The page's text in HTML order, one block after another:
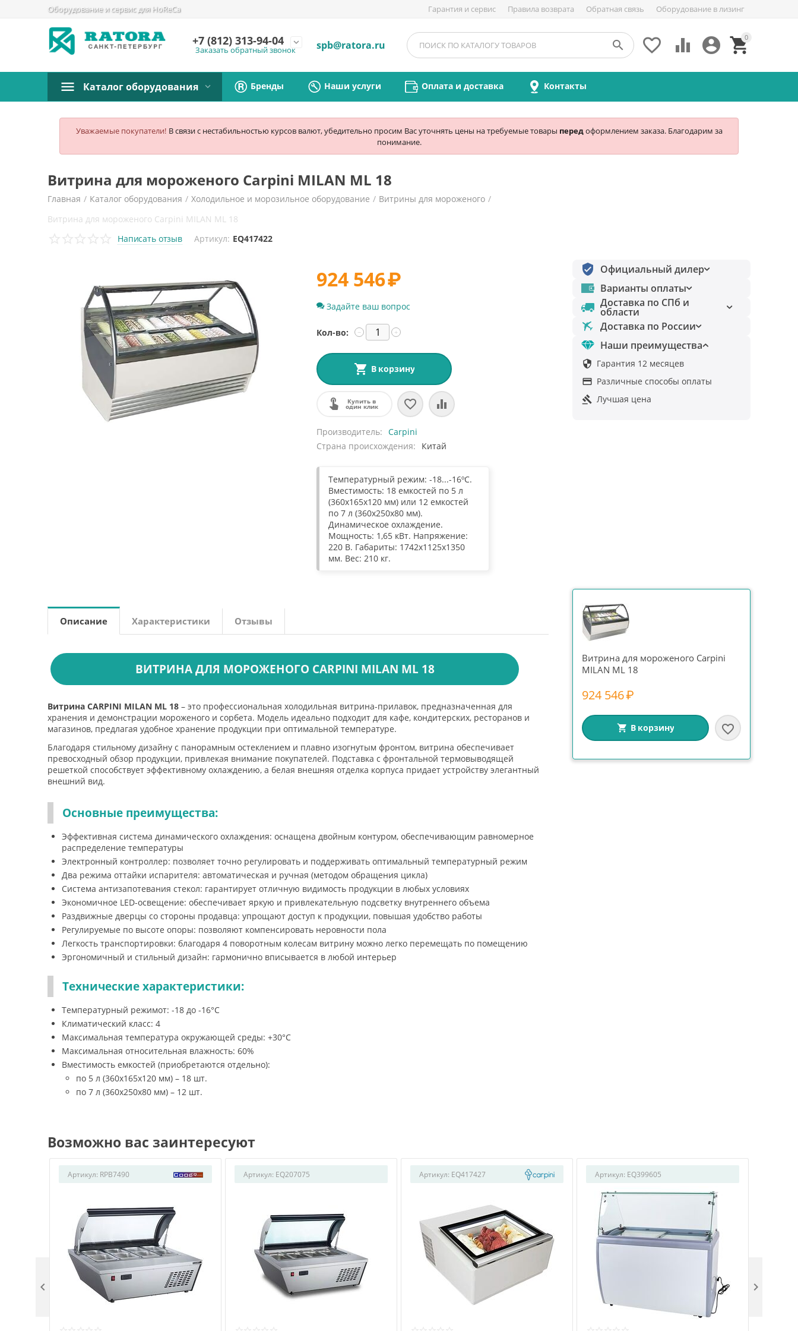
Оборудование и сервис для HoReCa Гарантия и сервис Правила возврата Обратная связь Оборудование в лизинг
+7 (812) 313-94-04 expand_more
Заказать обратный звонок spb@ratora.ru
0


 

Каталог оборудования Бренды Наши услуги Оплата и доставка Контакты
Уважаемые покупатели! В связи с нестабильностью курсов валют, убедительно просим Вас уточнять цены на требуемые товары передоформлением заказа. Благодарим за
понимание.
Витрина для мороженого Carpini MILAN ML 18
Главная / Каталог оборудования / Холодильное и морозильное оборудование / Витрины для мороженого /
Витрина для мороженого Carpini MILAN ML 18
Написать отзыв
Артикул: EQ417422
924 546₽
Задайте ваш вопрос
Кол-во: +
−
В корзину
Купить в
один клик
Производитель
Carpini
Страна происхождения
Китай
Температурный режим: -18...-16ºC.
Вместимость: 18 емкостей по 5 л
(360х165х120 мм) или 12 емкостей
по 7 л (360х250х80 мм).
Динамическое охлаждение.
Мощность: 1,65 кВт. Напряжение:
220 В. Габариты: 1742x1125x1350
мм. Вес: 210 кг.
Официальный дилер
Варианты оплаты
Доставка по СПб и
области
Доставка по России
Наши преимущества
 Гарантия 12 месяцев
 Различные способы оплаты
 Лучшая цена
Витрина для мороженого Carpini
MILAN ML 18
924 546₽
В корзину
Описание Характеристики Отзывы
ВИТРИНА ДЛЯ МОРОЖЕНОГО CARPINI MILAN ML 18
Витрина CARPINI MILAN ML 18 – это профессиональная холодильная витрина-прилавок, предназначенная для
хранения и демонстрации мороженого и сорбета. Модель идеально подходит для кафе, кондитерских, ресторанов и
магазинов, предлагая удобное хранение продукции при оптимальной температуре.
Благодаря стильному дизайну с панорамным остеклением и плавно изогнутым фронтом, витрина обеспечивает
превосходный обзор продукции, привлекая внимание покупателей. Подставка с фронтальной термовыводящей
решеткой способствует эффективному охлаждению, а белая внешняя отделка корпуса придает устройству элегантный
внешний вид.
Основные преимущества:
Эффективная система динамического охлаждения: оснащена двойным контуром, обеспечивающим равномерное
распределение температуры
Электронный контроллер: позволяет точно регулировать и поддерживать оптимальный температурный режим
Два режима оттайки испарителя: автоматическая и ручная (методом обращения цикла)
Система антизапотевания стекол: гарантирует отличную видимость продукции в любых условиях
Экономичное LED-освещение: обеспечивает яркую и привлекательную подсветку внутреннего объема
Раздвижные дверцы со стороны продавца: упрощают доступ к продукции, повышая удобство работы
Регулируемые по высоте опоры: позволяют компенсировать неровности пола
Легкость транспортировки: благодаря 4 поворотным колесам витрину можно легко перемещать по помещению
Эргономичный и стильный дизайн: гармонично вписывается в любой интерьер
Технические характеристики:
Температурный режимот: -18 до -16°С
Климатический класс: 4
Максимальная температура окружающей среды: +30°С
Максимальная относительная влажность: 60%
Вместимость емкостей (приобретаются отдельно):
по 5 л (360х165х120 мм) – 18 шт.
по 7 л (360х250х80 мм) – 12 шт.
Возможно вас заинтересуют
Артикул: RPB7490 Артикул: EQ207075 Артикул: EQ417427 Артикул: EQ399605
 